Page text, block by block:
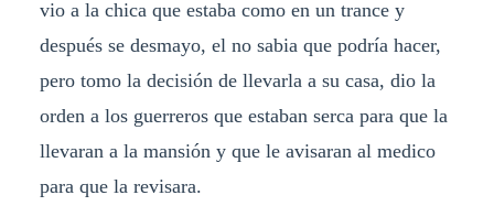
vio a la chica que estaba como en un trance y
después se desmayo, el no sabia que podría hacer,
pero tomo la decisión de llevarla a su casa, dio la
orden a los guerreros que estaban serca para que la
llevaran a la mansión y que le avisaran al medico
para que la revisara.